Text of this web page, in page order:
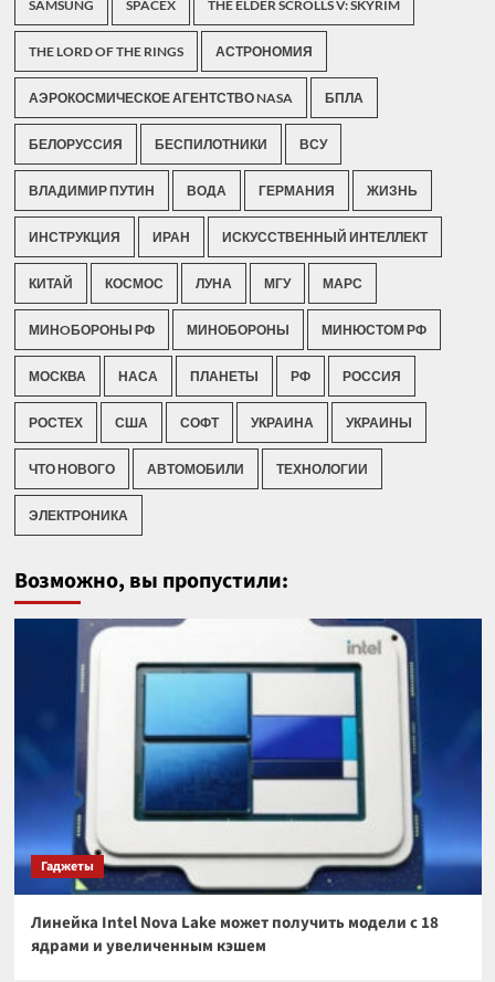
SAMSUNG SPACEX THE ELDER SCROLLS V: SKYRIM
THE LORD OF THE RINGS АСТРОНОМИЯ
АЭРОКОСМИЧЕСКОЕ АГЕНТСТВО NASA БПЛА
БЕЛОРУССИЯ БЕСПИЛОТНИКИ ВСУ
ВЛАДИМИР ПУТИН ВОДА ГЕРМАНИЯ ЖИЗНЬ
ИНСТРУКЦИЯ ИРАН ИСКУССТВЕННЫЙ ИНТЕЛЛЕКТ
КИТАЙ КОСМОС ЛУНА МГУ МАРС
МИНOБОРОНЫ РФ МИНОБОРОНЫ МИНЮСТОМ РФ
МОСКВА НАСА ПЛАНЕТЫ РФ РОССИЯ
РОСТЕХ США СОФТ УКРАИНА УКРАИНЫ
ЧТО НОВОГО АВТОМОБИЛИ ТЕХНОЛОГИИ
ЭЛЕКТРОНИКА
Возможно, вы пропустили:
Гаджеты
Линейка Intel Nova Lake может получить модели с 18
ядрами и увеличенным кэшем